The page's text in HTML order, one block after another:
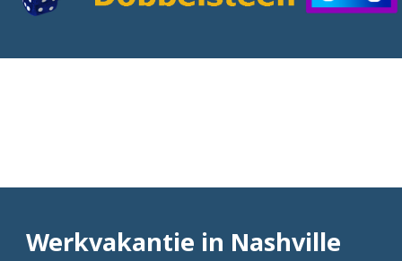
Werkvakantie in Nashville